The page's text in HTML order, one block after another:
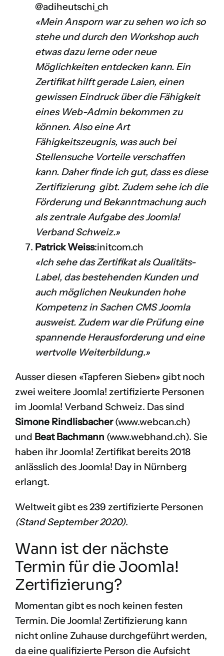
@adiheutschi_ch
«Mein Ansporn war zu sehen wo ich so
stehe und durch den Workshop auch
etwas dazu lerne oder neue
Möglichkeiten entdecken kann. Ein
Zertifikat hilft gerade Laien, einen
gewissen Eindruck über die Fähigkeit
eines Web-Admin bekommen zu
können. Also eine Art
Fähigkeitszeugnis, was auch bei
Stellensuche Vorteile verschaffen
kann. Daher finde ich gut, dass es diese
Zertifizierung gibt. Zudem sehe ich die
Förderung und Bekanntmachung auch
als zentrale Aufgabe des Joomla!
Verband Schweiz.»
Patrick Weiss:initcom.ch
«Ich sehe das Zertifikat als Qualitäts-
Label, das bestehenden Kunden und
auch möglichen Neukunden hohe
Kompetenz in Sachen CMS Joomla
ausweist. Zudem war die Prüfung eine
spannende Herausforderung und eine
wertvolle Weiterbildung.»
Ausser diesen «Tapferen Sieben» gibt noch
zwei weitere Joomla! zertifizierte Personen
im Joomla! Verband Schweiz. Das sind
Simone Rindlisbacher(www.webcan.ch)
und Beat Bachmann (www.webhand.ch). Sie
haben ihr Joomla! Zertifikat bereits 2018
anlässlich des Joomla! Day in Nürnberg
erlangt.
Weltweit gibt es 239 zertifizierte Personen
(Stand September 2020).
Wann ist der nächste
Termin für die Joomla!
Zertifizierung?
Momentan gibt es noch keinen festen
Termin. Die Joomla! Zertifizierung kann
nicht online Zuhause durchgeführt werden,
da eine qualifizierte Person die Aufsicht